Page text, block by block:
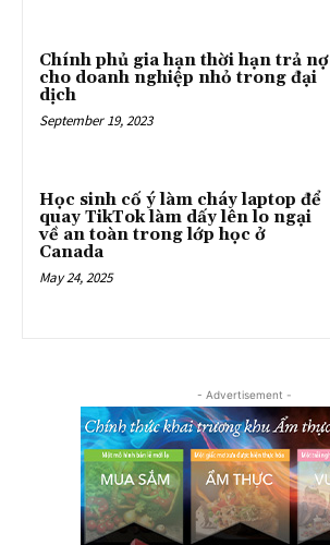
Chính phủ gia hạn thời hạn trả nợ
cho doanh nghiệp nhỏ trong đại
dịch
September 19, 2023
Học sinh cố ý làm cháy laptop để
quay TikTok làm dấy lên lo ngại
về an toàn trong lớp học ở
Canada
May 24, 2025
- Advertisement -